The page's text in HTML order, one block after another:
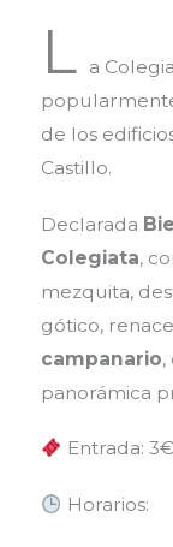
L a
de los
Castillo.
Declarada
Colegiata,
mezquita,
gótico,
campanario,
panorámica
Entrada: 3€
Horarios: